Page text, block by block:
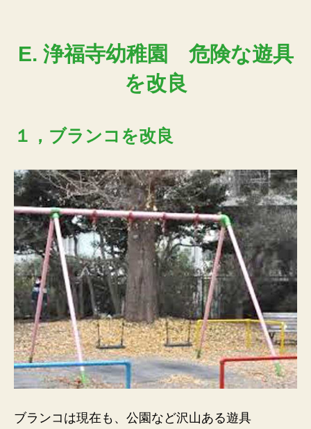
E. 浄福寺幼稚園
危険な遊具
を改良
１，ブランコを改良
ブランコは現在も、公園など沢山ある遊具